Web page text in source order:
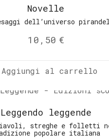
Novelle
dell’universo
10,50 €
Aggiungi al carrello
Leggendo leggende
streghe e folletti
popolare italiana